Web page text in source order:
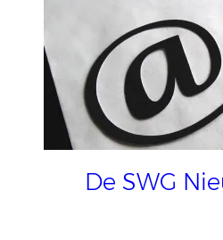
De SWG